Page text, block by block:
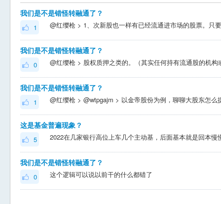
我们是不是错怪转融通了？
1
我们是不是错怪转融通了？
0
我们是不是错怪转融通了？
1
这是基金普遍现象？
5
我们是不是错怪转融通了？
0 这个逻辑可以说以前干的什么都错了